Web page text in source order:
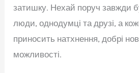
затишку. Нехай поруч завжди
люди, однодумці та друзі, а
приносить натхнення, добрі
можливості.